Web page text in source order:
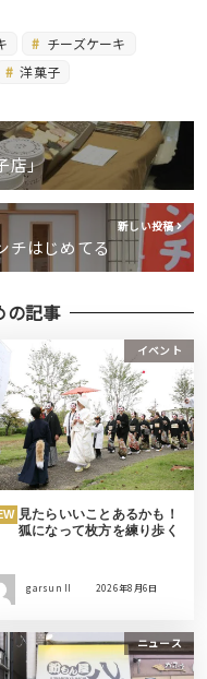
チーズケーキ
洋菓子
店」
新しい投稿
チはじめてる
の記事
イベント
見たらいいことあるかも！
狐になって枚方を練り歩く
garsun II 2026年8月6日
ニュース